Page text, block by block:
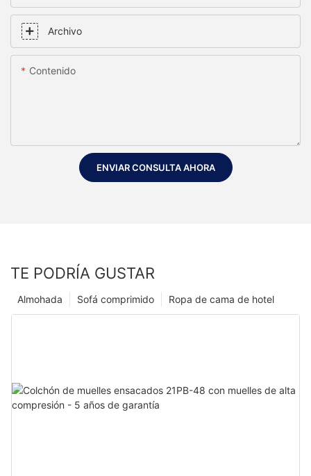
Archivo
Contenido
ENVIAR CONSULTA AHORA
TE PODRÍA GUSTAR
Ropa de cama de hotel
Sofá comprimido
Almohada